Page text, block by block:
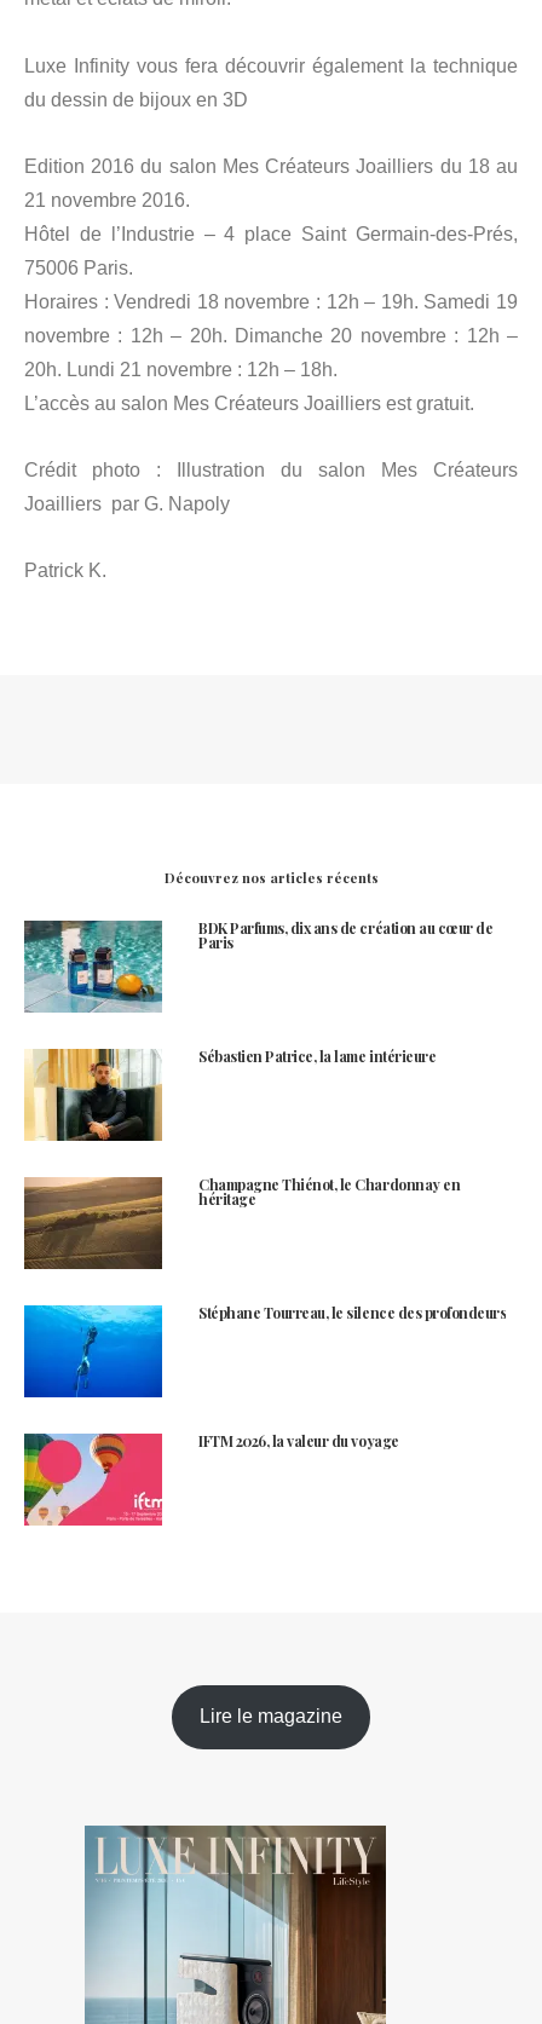
Luxe Infinity vous fera découvrir également la technique
du dessin de bijoux en 3D
Edition 2016 du salon Mes Créateurs Joailliers du 18 au
21 novembre 2016.
Hôtel de l’Industrie – 4 place Saint Germain-des-Prés,
75006 Paris.
Horaires : Vendredi 18 novembre : 12h – 19h. Samedi 19
novembre : 12h – 20h. Dimanche 20 novembre : 12h –
20h. Lundi 21 novembre : 12h – 18h.
L’accès au salon Mes Créateurs Joailliers est gratuit.
Crédit photo : Illustration du salon Mes Créateurs
Joailliers par G. Napoly
Patrick K.
Découvrez nos articles récents
BDK Parfums, dix ans de création au cœur de
Paris
Sébastien Patrice, la lame intérieure
Champagne Thiénot, le Chardonnay en
héritage
Stéphane Tourreau, le silence des profondeurs
IFTM 2026, la valeur du voyage
Lire le magazine